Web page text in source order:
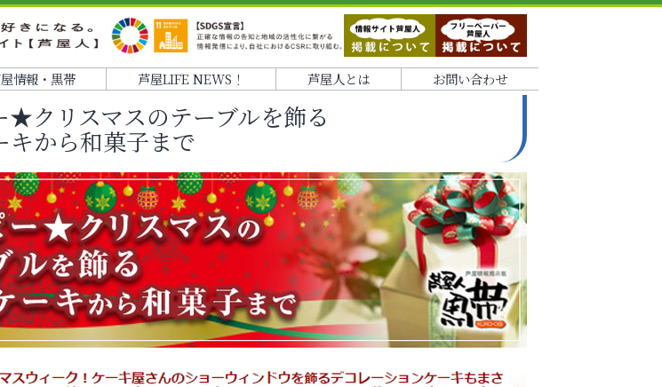
情報・黒帯 芦屋LIFE NEWS！ 芦屋人とは お問い合わせ
★クリスマスのテーブルを飾る
キから和菓子まで